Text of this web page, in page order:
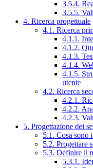
3.5.4.
3.5.5.
4. Ricerca progettuale
4.1. Ricerca
4.1.1.
4.1.2.
4.1.3.
4.1.4.
4.1.5.
utente
4.2. Ricerca
4.2.1.
4.2.2.
4.2.3.
5. Progettazione dei
5.1. Cosa sono
5.2. Progettare
5.3. Definire il
5.3.1.